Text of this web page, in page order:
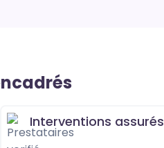
Interventions assurés